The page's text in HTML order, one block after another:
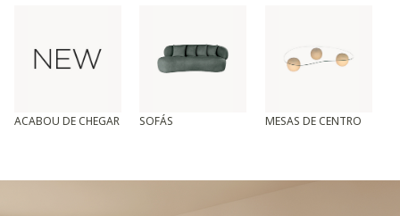
ACABOU DE CHEGAR SOFÁS MESAS DE CENTRO